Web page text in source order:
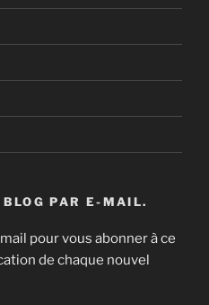
PAR E-MAIL.
pour vous abonner à ce
de chaque nouvel